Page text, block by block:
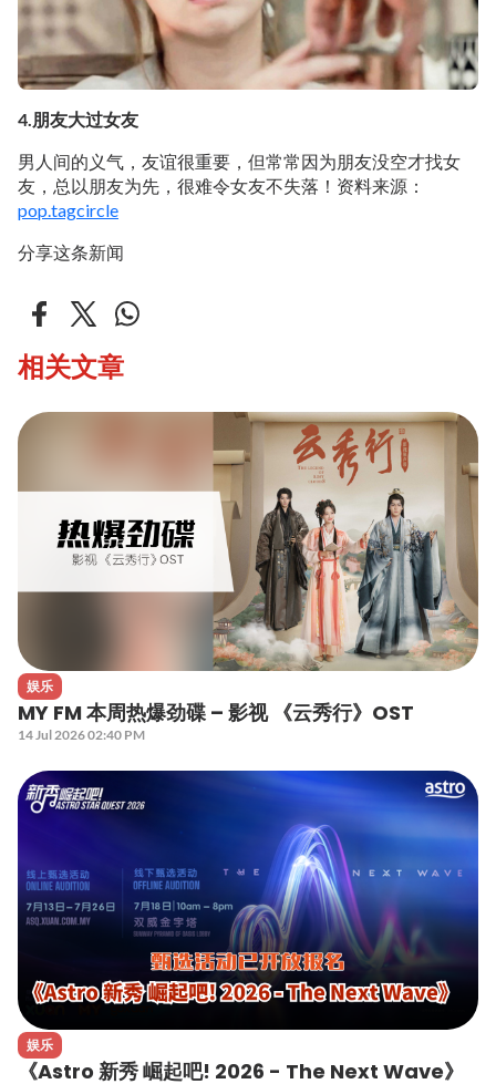
4.朋友大过女友
男人间的义气，友谊很重要，但常常因为朋友没空才找女
友，总以朋友为先，很难令女友不失落！资料来源：
pop.tagcircle
分享这条新闻
相关文章
娱乐
MY FM 本周热爆劲碟 – 影视 《云秀行》OST
14 Jul 2026 02:40 PM
娱乐
《Astro 新秀 崛起吧! 2026 - The Next Wave》